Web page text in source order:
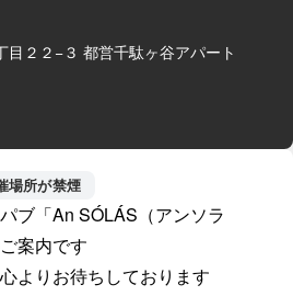
２２−３ 都営千駄ヶ谷アパート
場所が禁煙
ブ「An SÓLÁS（アンソラ
案内です
よりお待ちしております